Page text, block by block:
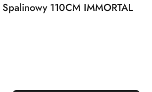
110CM IMMORTAL